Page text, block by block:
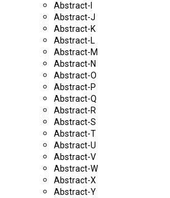
Abstract-I
Abstract-J
Abstract-K
Abstract-L
Abstract-M
Abstract-N
Abstract-O
Abstract-P
Abstract-Q
Abstract-R
Abstract-S
Abstract-T
Abstract-U
Abstract-V
Abstract-W
Abstract-X
Abstract-Y